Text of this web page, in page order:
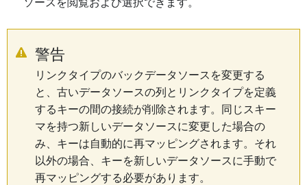
ソースを閲覧および選択できます。
警告
リンクタイプのバックデータソースを変更する
と、古いデータソースの列とリンクタイプを定義
するキーの間の接続が削除されます。同じスキー
マを持つ新しいデータソースに変更した場合の
み、キーは自動的に再マッピングされます。それ
以外の場合、キーを新しいデータソースに手動で
再マッピングする必要があります。